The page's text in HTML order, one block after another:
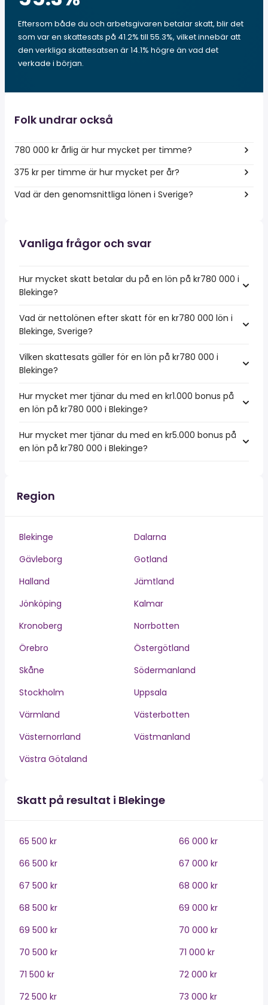
Eftersom både du och arbetsgivaren betalar skatt, blir det
som var en skattesats på 41.2% till 55.3%, vilket innebär att
den verkliga skattesatsen är 14.1% högre än vad det
verkade i början.
Folk undrar också
780 000 kr årlig är hur mycket per timme?
375 kr per timme är hur mycket per år?
Vad är den genomsnittliga lönen i Sverige?
Vanliga frågor och svar
Hur mycket skatt betalar du på en lön på kr780 000 i
Blekinge?
Vad är nettolönen efter skatt för en kr780 000 lön i
Blekinge, Sverige?
Vilken skattesats gäller för en lön på kr780 000 i
Blekinge?
Hur mycket mer tjänar du med en kr1.000 bonus på
en lön på kr780 000 i Blekinge?
Hur mycket mer tjänar du med en kr5.000 bonus på
en lön på kr780 000 i Blekinge?
Region
Blekinge
Dalarna
Gävleborg
Gotland
Halland
Jämtland
Jönköping
Kalmar
Kronoberg
Norrbotten
Örebro
Östergötland
Skåne
Södermanland
Stockholm
Uppsala
Värmland
Västerbotten
Västernorrland
Västmanland
Västra Götaland
Skatt på resultat i Blekinge
65 500 kr
66 000 kr
66 500 kr
67 000 kr
67 500 kr
68 000 kr
68 500 kr
69 000 kr
69 500 kr
70 000 kr
70 500 kr
71 000 kr
71 500 kr
72 000 kr
72 500 kr
73 000 kr